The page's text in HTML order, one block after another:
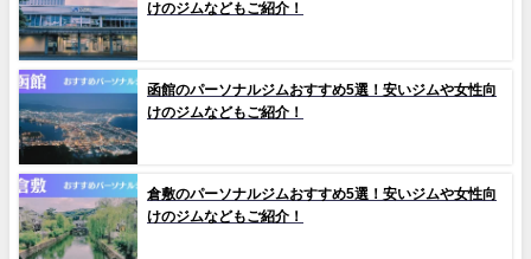
けのジムなどもご紹介！
函館のパーソナルジムおすすめ5選！安いジムや女性向
けのジムなどもご紹介！
倉敷のパーソナルジムおすすめ5選！安いジムや女性向
けのジムなどもご紹介！